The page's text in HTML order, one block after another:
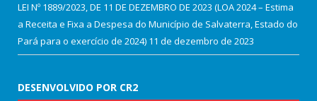
LEI Nº 1889/2023, DE 11 DE DEZEMBRO DE 2023 (LOA 2024 – Estima
a Receita e Fixa a Despesa do Município de Salvaterra, Estado do
Pará para o exercício de 2024) 11 de dezembro de 2023
DESENVOLVIDO POR CR2